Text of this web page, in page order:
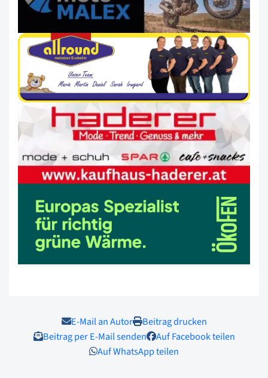
E-Mail an Autor
Beitrag drucken
Beitrag per E-Mail senden
Auf Facebook teilen
Auf WhatsApp teilen